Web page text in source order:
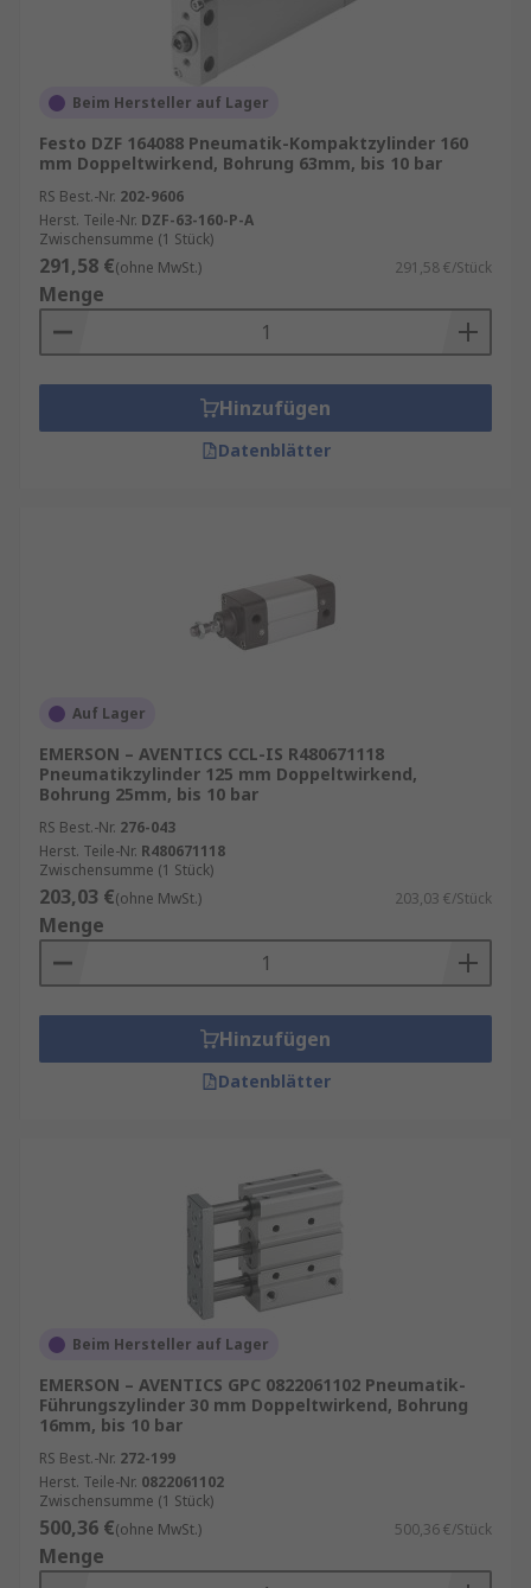
Beim Hersteller auf Lager
Festo DZF 164088 Pneumatik-Kompaktzylinder 160
mm Doppeltwirkend, Bohrung 63mm, bis 10 bar
RS Best.-Nr. 202-9606
Herst. Teile-Nr. DZF-63-160-P-A
Zwischensumme (1 Stück)
291,58 €(ohne MwSt.) 291,58 €/Stück
Menge
Hinzufügen
Datenblätter
Auf Lager
EMERSON – AVENTICS CCL-IS R480671118
Pneumatikzylinder 125 mm Doppeltwirkend,
Bohrung 25mm, bis 10 bar
RS Best.-Nr. 276-043
Herst. Teile-Nr. R480671118
Zwischensumme (1 Stück)
203,03 €(ohne MwSt.) 203,03 €/Stück
Menge
Hinzufügen
Datenblätter
Beim Hersteller auf Lager
EMERSON – AVENTICS GPC 0822061102 Pneumatik-
Führungszylinder 30 mm Doppeltwirkend, Bohrung
16mm, bis 10 bar
RS Best.-Nr. 272-199
Herst. Teile-Nr. 0822061102
Zwischensumme (1 Stück)
500,36 €(ohne MwSt.) 500,36 €/Stück
Menge